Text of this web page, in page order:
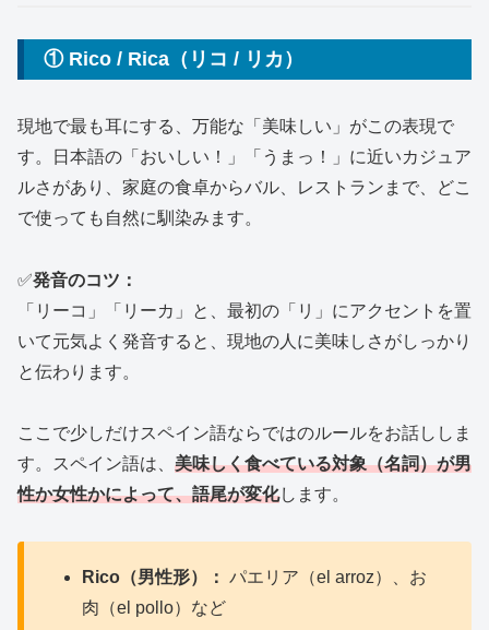
① Rico / Rica（リコ / リカ）
現地で最も耳にする、万能な「美味しい」がこの表現で
す。日本語の「おいしい！」「うまっ！」に近いカジュア
ルさがあり、家庭の食卓からバル、レストランまで、どこ
で使っても自然に馴染みます。
✅発音のコツ：
「リーコ」「リーカ」と、最初の「リ」にアクセントを置
いて元気よく発音すると、現地の人に美味しさがしっかり
と伝わります。
ここで少しだけスペイン語ならではのルールをお話ししま
す。スペイン語は、 美味しく食べている対象（名詞）が男
性か女性かによって、語尾が変化します。
Rico（男性形）： パエリア（el arroz）、お
肉（el pollo）など